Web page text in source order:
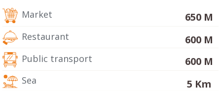
Market 650 M
Restaurant 600 M
Public transport 600 M
Sea 5 Km